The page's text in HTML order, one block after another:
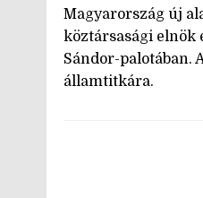
Magyarország új
köztársasági elnök
Sándor-palotában.
államtitkára.